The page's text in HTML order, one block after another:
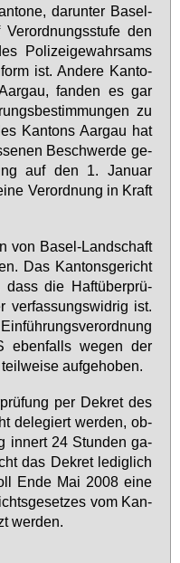
dar­un­ter Ba­sel-
den
Po­li­zei­ge­wahr­sams
ist. An­de­re Kan­to­
fan­den es gar
zu
Kan­tons Aar­gau hat
Be­schwer­de ge­
auf den 1. Ja­nu­ar
Ver­ord­nung in Kraft
von Ba­sel-Land­schaft
Das Kan­tons­ge­richt
dass die Haft­über­prü­
ver­fas­sungs­wid­rig ist.
eben­falls we­gen der
auf­ge­ho­ben.
per De­kret des
de­le­giert wer­den, ob­
in­nert 24 Stun­den ga­
das De­kret le­dig­lich
En­de Mai 2008 ei­ne
vom Kan­
wer­den.